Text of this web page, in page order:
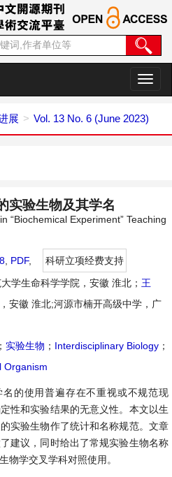
切
换
航
展 Vol. 13 No. 6 (June 2023)
实验生物及其学名
“Biochemical Experiment” Teaching
PDF,
科研立项经费支持
大学生命科学学院，安徽 淮北； 王
安徽 淮北;河源市楠开高级中学，广
； 实验生物 ； Interdisciplinary Biology ；
Organism
的使用普遍存在不重视或不规范现
性和实验结果的无意义性。本文以生
实验生物作了统计和名称规范。文章
建议，同时给出了常规实验生物名称
物学交叉学科对照使用。